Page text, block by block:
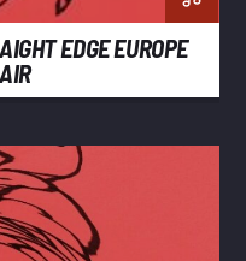
EDGE EUROPE